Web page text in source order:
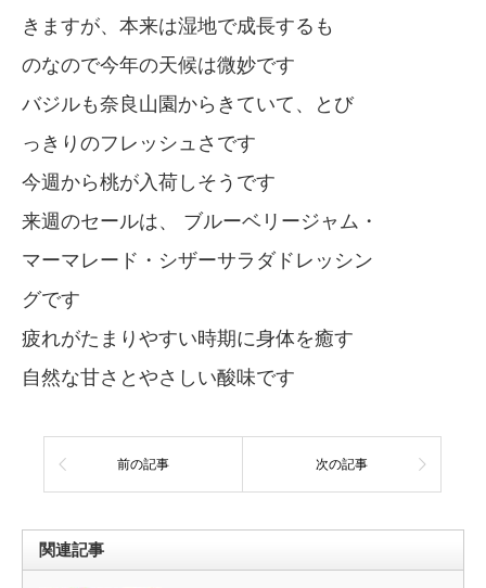
きますが、本来は湿地で成長するも
のなので今年の天候は微妙です
バジルも奈良山園からきていて、とび
っきりのフレッシュさです
今週から桃が入荷しそうです
来週のセールは、 ブルーベリージャム・
マーマレード・シザーサラダドレッシン
グです
疲れがたまりやすい時期に身体を癒す
自然な甘さとやさしい酸味です
前の記事 次の記事
関連記事